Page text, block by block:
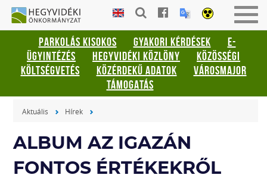
Gyorsbillentyűk
listája
Keresés:
"S"
Bejelentkezés:
be-
HEGYVIDÉKI
ÖNKORMÁNYZAT
PARKOLÁS KISOKOS GYAKORI KÉRDÉSEK
E-
ÜGYINTÉZÉS
HEGYVIDÉKI KÖZLÖNY
KÖZÖSSÉGI
KÖLTSÉGVETÉS
KÖZÉRDEKŰ ADATOK
VÁROSMAJOR
TÁMOGATÁS
Aktuális Hírek
ALBUM AZ IGAZÁN
FONTOS ÉRTÉKEKRŐL